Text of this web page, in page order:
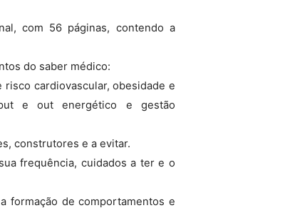
com 56 páginas, contendo a
do saber médico:
cardiovascular, obesidade e
e out energético e gestão
construtores e a evitar.
frequência, cuidados a ter e o
formação de comportamentos e